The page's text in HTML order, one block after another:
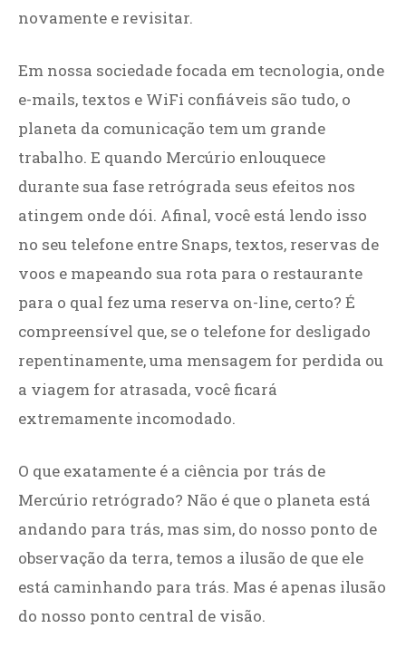
novamente e revisitar.
Em nossa sociedade focada em tecnologia, onde
e-mails, textos e WiFi confiáveis são tudo, o
planeta da comunicação tem um grande
trabalho. E quando Mercúrio enlouquece
durante sua fase retrógrada seus efeitos nos
atingem onde dói. Afinal, você está lendo isso
no seu telefone entre Snaps, textos, reservas de
voos e mapeando sua rota para o restaurante
para o qual fez uma reserva on-line, certo? É
compreensível que, se o telefone for desligado
repentinamente, uma mensagem for perdida ou
a viagem for atrasada, você ficará
extremamente incomodado.
O que exatamente é a ciência por trás de
Mercúrio retrógrado? Não é que o planeta está
andando para trás, mas sim, do nosso ponto de
observação da terra, temos a ilusão de que ele
está caminhando para trás. Mas é apenas ilusão
do nosso ponto central de visão.